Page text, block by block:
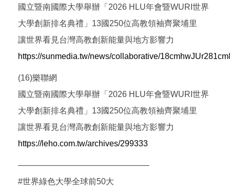
國立暨南國際大學舉辦「2026 HLU年會暨WURI世界
大學創新排名典禮」13國250位高教領袖齊聚埔里
讓世界看見台灣高教創新能量與地方影響力
https://sunmedia.tw/news/collaborative/
(16)樂聯網
國立暨南國際大學舉辦「2026 HLU年會暨WURI世界
大學創新排名典禮」13國250位高教領袖齊聚埔里
讓世界看見台灣高教創新能量與地方影響力
https://leho.com.tw/archives/299333
————————————————
#世界綠色大學全球前50大